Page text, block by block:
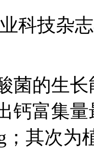
科技杂
菌的生
钙富集
；其次为